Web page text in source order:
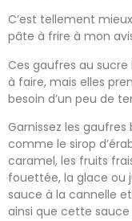
C’est tellement
pâte à frire à mon
Ces gaufres au
à faire, mais elles
besoin d’un peu de
Garnissez les
comme le sirop
caramel, les fruits
fouettée, la glace ou
sauce à la cannelle
ainsi que cette sauce